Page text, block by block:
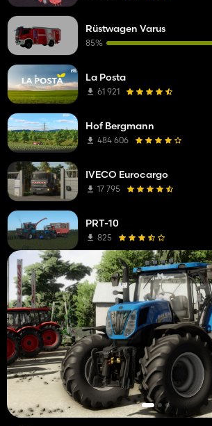
Rüstwagen Varus
85%
La Posta
61 921
Hof Bergmann
484 606
IVECO Eurocargo
17 795
PRT-10
825